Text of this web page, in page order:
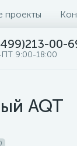
проекты
00-
9:00-18:00
AQT